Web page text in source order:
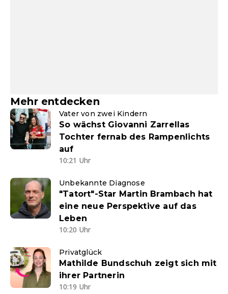
Mehr entdecken
Vater von zwei Kindern
So wächst Giovanni Zarrellas
Tochter fernab des Rampenlichts
auf
10:21 Uhr
Unbekannte Diagnose
"Tatort"-Star Martin Brambach hat
eine neue Perspektive auf das
Leben
10:20 Uhr
Privatglück
Mathilde Bundschuh zeigt sich mit
ihrer Partnerin
10:19 Uhr